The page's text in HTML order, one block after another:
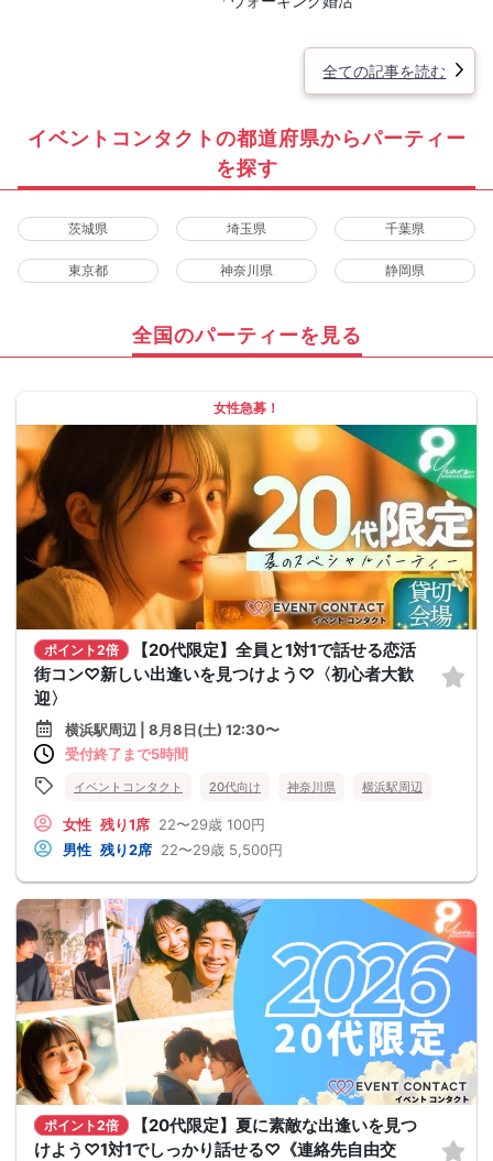
全ての記事を読む
イベントコンタクトの都道府県からパーティー
を探す
茨城県 埼玉県 千葉県
東京都 神奈川県 静岡県
全国のパーティーを見る
女性急募！
ポイント2倍
【20代限定】全員と1対1で話せる恋活
街コン♡新しい出逢いを見つけよう♡〈初心者大歓
迎〉
横浜駅周辺 | 8月8日(土) 12:30〜
受付終了まで5時間
イベントコンタクト 20代向け 神奈川県 横浜駅周辺
女性 残り1席 22〜29歳 100円
男性 残り2席 22〜29歳 5,500円
ポイント2倍
【20代限定】夏に素敵な出逢いを見つ
けよう♡1対1でしっかり話せる♡《連絡先自由交